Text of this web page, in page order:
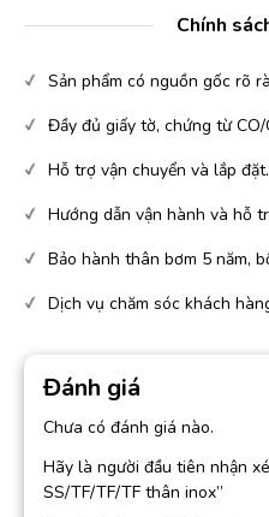
Chính
Sản phẩm có nguồn gốc rõ
Đầy đủ giấy tờ, chứng từ CO/
Hỗ trợ vận chuyển và lắp đặt.
Hướng dẫn vận hành và hỗ
Bảo hành thân bơm 5 năm,
Dịch vụ chăm sóc khách
Đánh giá
Chưa có đánh giá nào.
Hãy là người đầu tiên nhận
SS/TF/TF/TF thân inox”